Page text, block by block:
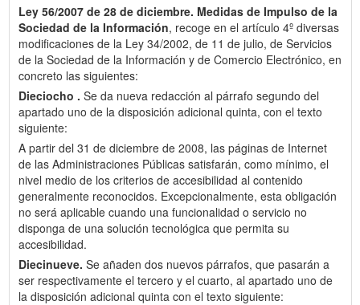
Ley 56/2007 de 28 de diciembre. Medidas de Impulso de la
Sociedad de la Información, recoge en el artículo 4º diversas
modificaciones de la Ley 34/2002, de 11 de julio, de Servicios
de la Sociedad de la Información y de Comercio Electrónico, en
concreto las siguientes:
Dieciocho . Se da nueva redacción al párrafo segundo del
apartado uno de la disposición adicional quinta, con el texto
siguiente:
A partir del 31 de diciembre de 2008, las páginas de Internet
de las Administraciones Públicas satisfarán, como mínimo, el
nivel medio de los criterios de accesibilidad al contenido
generalmente reconocidos. Excepcionalmente, esta obligación
no será aplicable cuando una funcionalidad o servicio no
disponga de una solución tecnológica que permita su
accesibilidad.
Diecinueve. Se añaden dos nuevos párrafos, que pasarán a
ser respectivamente el tercero y el cuarto, al apartado uno de
la disposición adicional quinta con el texto siguiente: